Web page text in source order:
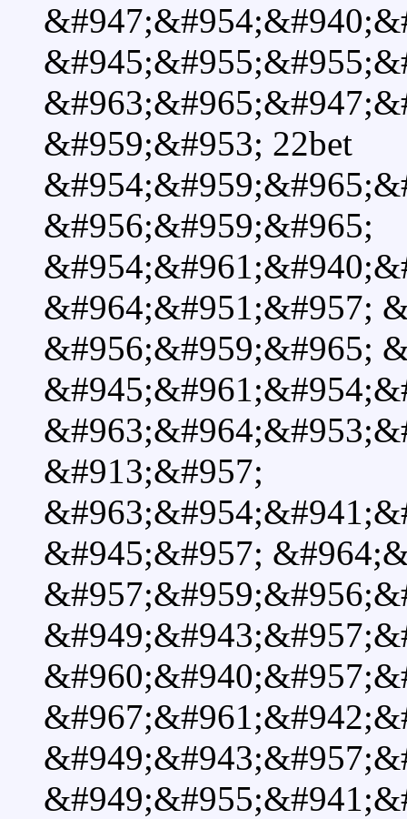
&#959;&#953; 22bet
&#956;&#959;&#965;
&#964;&#951;&#957;
&#956;&#959;&#965;
&#913;&#957;
&#945;&#957;